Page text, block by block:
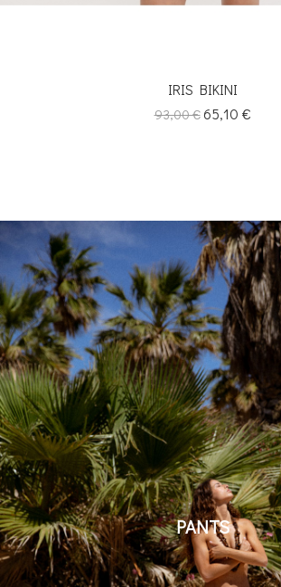
IRIS BIKINI
Κανονική
93,00 € Τιμή
65,10 €
PANTS